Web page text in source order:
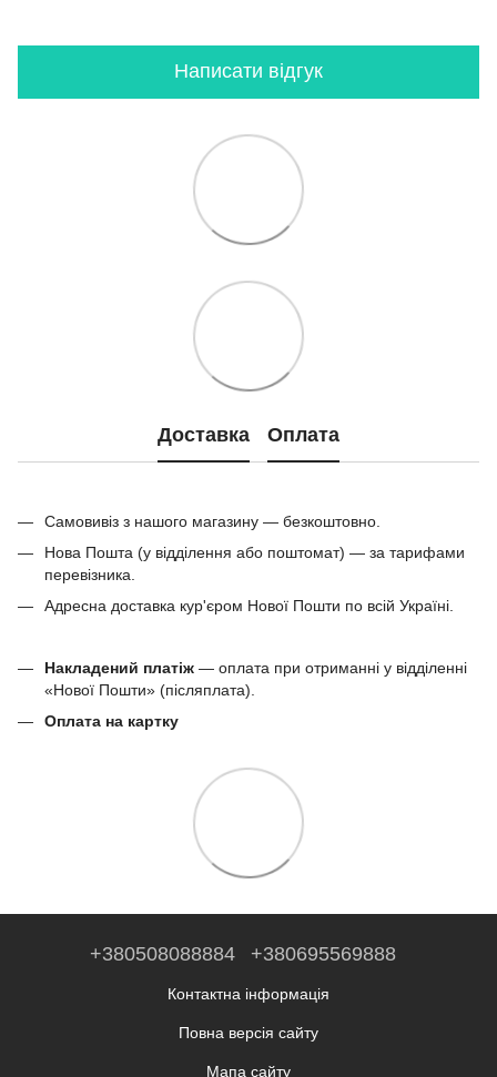
Написати відгук
Доставка Оплата
Самовивіз з нашого магазину — безкоштовно.
Нова Пошта (у відділення або поштомат) — за тарифами
перевізника.
Адресна доставка кур'єром Нової Пошти по всій Україні.
Накладений платіж — оплата при отриманні у відділенні
«Нової Пошти» (післяплата).
Оплата на картку
+380508088884 +380695569888
Контактна інформація
Повна версія сайту
Мапа сайту